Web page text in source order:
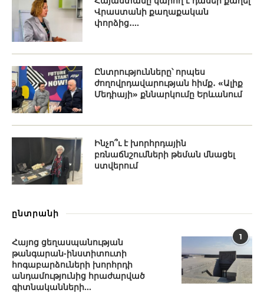
Վրաստանի քաղաքական
փորձից․...
Ընտրությունները՝ որպես
ժողովրդավարության հիմք․ «Ալիք
Մեդիայի» քննարկումը Երևանում
Ինչո՞ւ է խորհրդային
բռնաճնշումների թեման մնացել
ստվերում
ընտրանի
1
Հայոց ցեղասպանության
թանգարան-ինստիտուտի
հոգաբարձուների խորհրդի
անդամությունից հրաժարված
գիտնականների...